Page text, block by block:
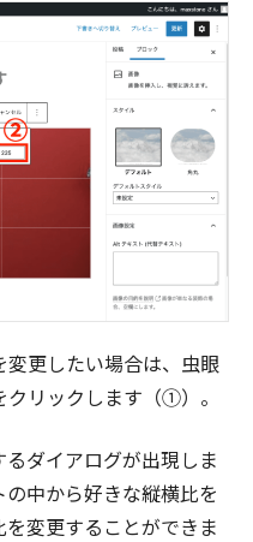
更したい場合は、虫眼
リックします（①）。
ダイアログが出現しま
中から好きな縦横比を
変更することができま